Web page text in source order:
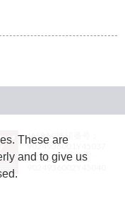
JASRAC許諾番号：
9024936001Y45037
JASRAC許諾番号：
These are
and to give us